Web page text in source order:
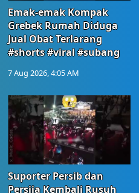
Emak-emak Kompak
Grebek Rumah Diduga
Jual Obat Terlarang
#shorts #viral #subang
7 Aug 2026, 4:05 AM
Suporter Persib dan
Persija Kembali Rusuh